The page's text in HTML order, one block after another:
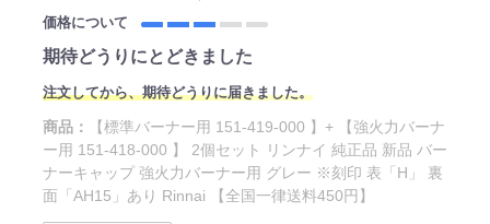
価格について
期待どうりにとどきました
注文してから、期待どうりに届きました。
商品：
【標準バーナー用 151-419-000 】+ 【強火力バーナ
ー用 151-418-000 】 2個セット リンナイ 純正品 新品 バー
ナーキャップ 強火力バーナー用 グレー ※刻印 表「H」 裏
面「AH15」あり Rinnai 【全国一律送料450円】